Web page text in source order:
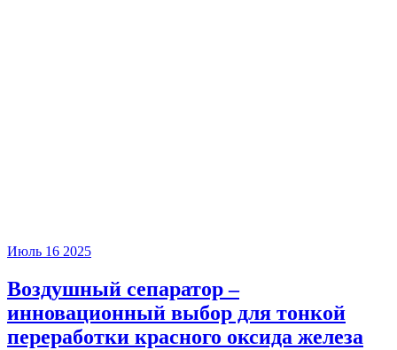
Июль 16 2025
Воздушный сепаратор –
инновационный выбор для тонкой
переработки красного оксида железа